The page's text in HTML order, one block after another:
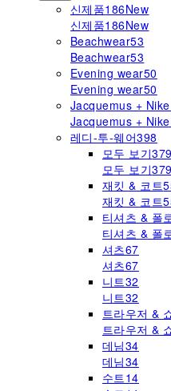
신제품186New
신제품186New
Beachwear53
Beachwear53
Evening wear50
Evening wear50
Jacquemus +
Jacquemus +
레디-투-웨어398
모두 보기379
모두 보기379
재킷 & 코트
재킷 & 코트
티셔츠 & 폴
티셔츠 & 폴
셔츠67
셔츠67
니트32
니트32
트라우저 &
트라우저 &
데님34
데님34
수트14